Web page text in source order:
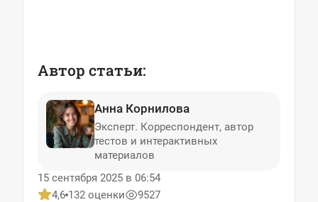
Автор статьи:
Анна Корнилова
Эксперт. Корреспондент, автор
тестов и интерактивных
материалов
15 сентября 2025 в 06:54
4,6 132 оценки
9527